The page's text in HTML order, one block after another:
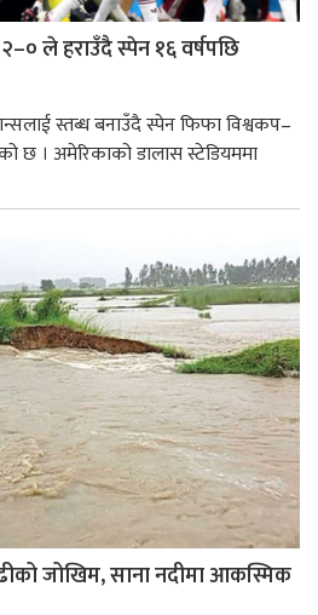
ले हराउँदै स्पेन १६ वर्षपछि
स्तब्ध बनाउँदै स्पेन फिफा विश्वकप–
छ । अमेरिकाको डालास स्टेडियममा
जोखिम, साना नदीमा आकस्मिक